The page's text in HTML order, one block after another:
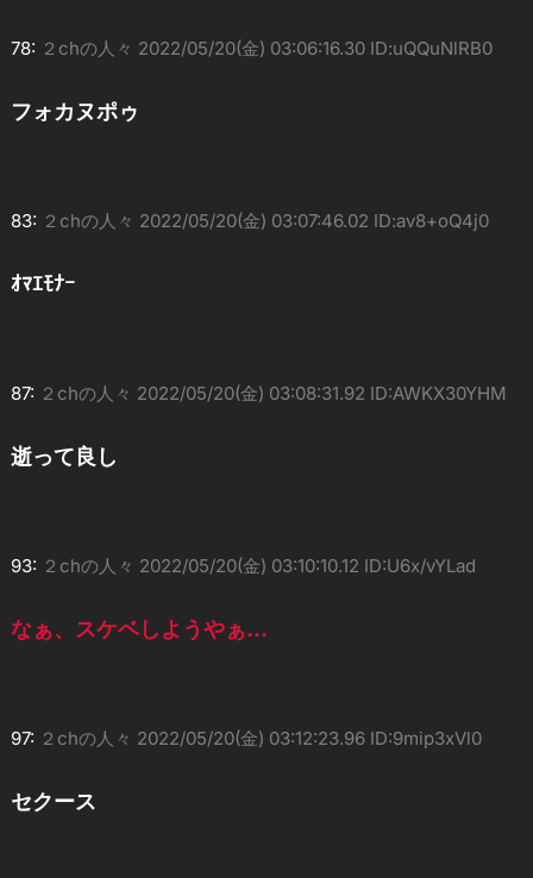
78: ２chの人々 2022/05/20(金) 03:06:16.30 ID:uQQuNlRB0
フォカヌポゥ
83: ２chの人々 2022/05/20(金) 03:07:46.02 ID:av8+oQ4j0
ｵﾏｴﾓﾅｰ
87: ２chの人々 2022/05/20(金) 03:08:31.92 ID:AWKX30YHM
逝って良し
93: ２chの人々 2022/05/20(金) 03:10:10.12 ID:U6x/vYLad
なぁ、スケベしようやぁ…
97: ２chの人々 2022/05/20(金) 03:12:23.96 ID:9mip3xVl0
セクース